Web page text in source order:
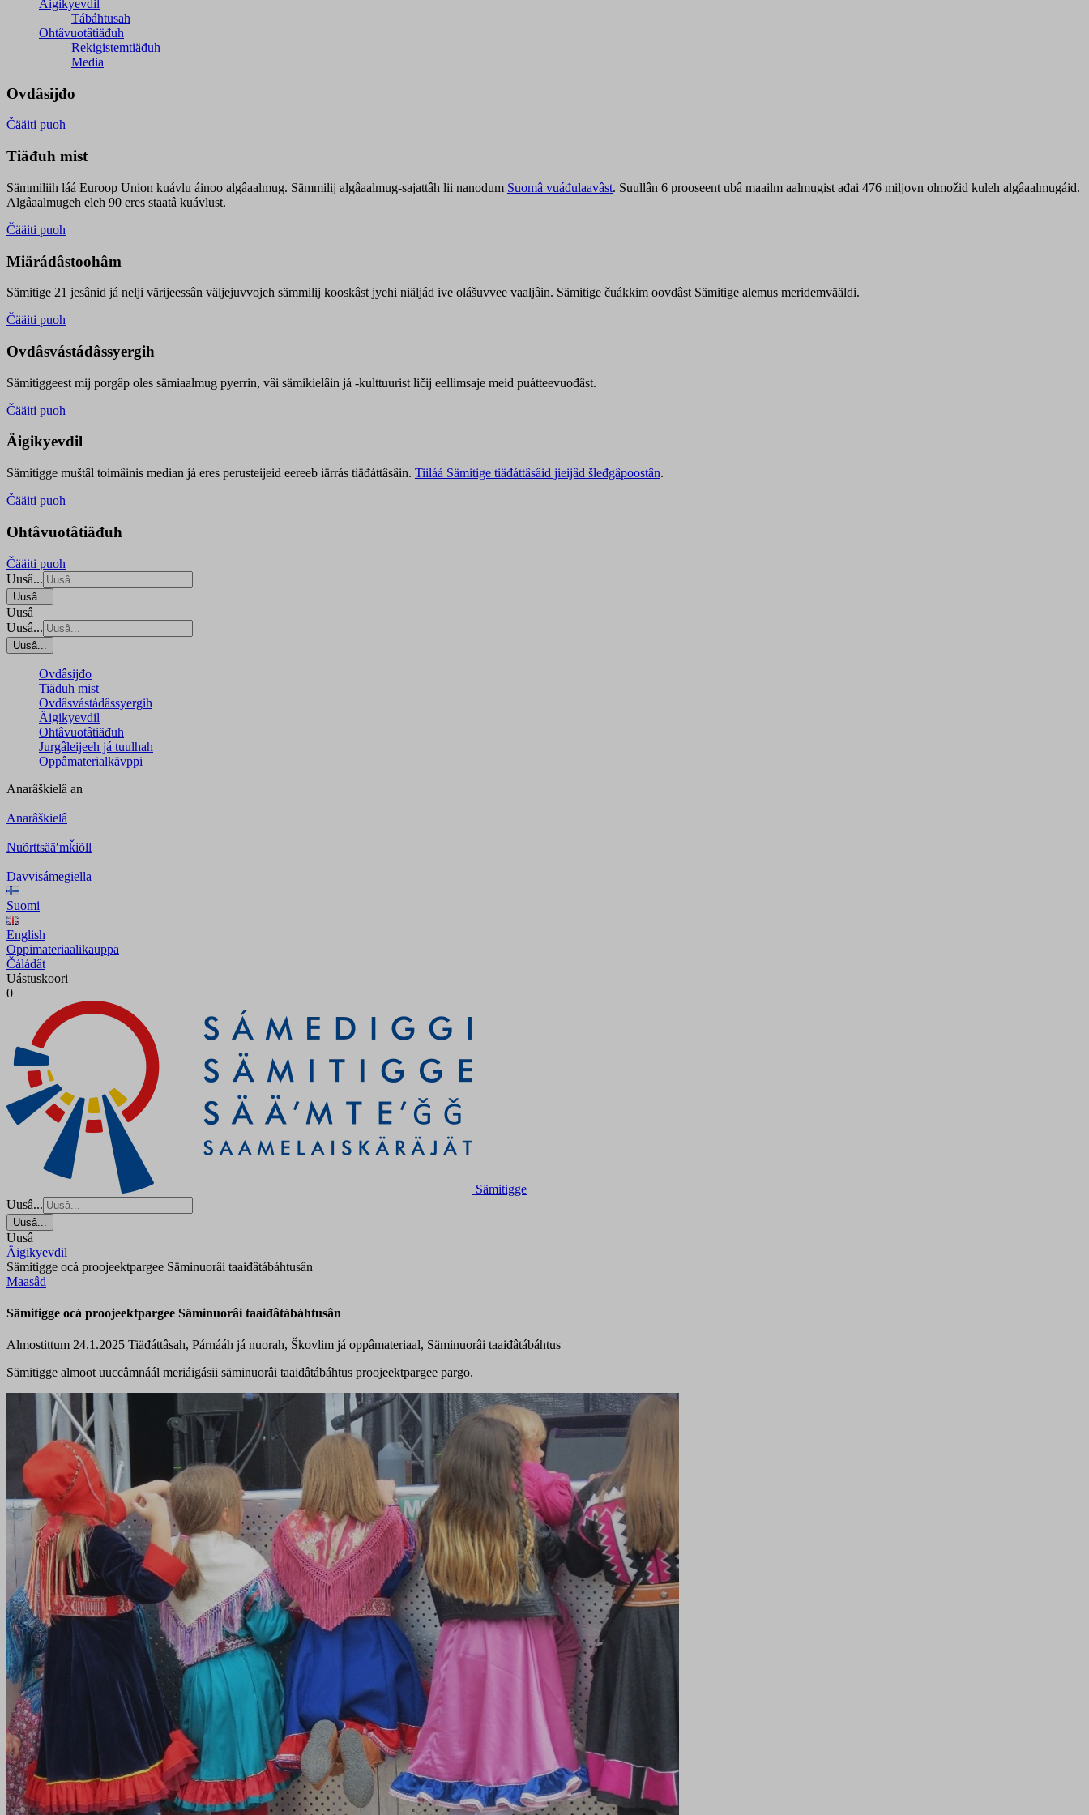
Äigikyevdil
Tábáhtusah
Ohtâvuotâtiäđuh
Rekigistemtiäđuh
Media
Ovdâsijđo
Čääiti puoh
Tiäđuh mist
Sämmiliih láá Euroop Union kuávlu áinoo algâaalmug. Sämmilij algâaalmug-sajattâh lii nanodum Suomâ vuáđulaavâst. Suullân 6 prooseent ubâ maailm aalmugist ađai 476 miljovn olmožid kuleh algâaalmugáid.
Algâaalmugeh eleh 90 eres staatâ kuávlust.
Čääiti puoh
Miärádâstoohâm
Sämitige 21 jesânid já nelji värijeessân väljejuvvojeh sämmilij kooskâst jyehi niäljád ive olášuvvee vaaljâin. Sämitige čuákkim oovdâst Sämitige alemus meridemvääldi.
Čääiti puoh
Ovdâsvástádâssyergih
Sämitiggeest mij porgâp oles sämiaalmug pyerrin, vâi sämikielâin já -kulttuurist ličij eellimsaje meid puátteevuođâst.
Čääiti puoh
Äigikyevdil
Sämitigge muštâl toimâinis median já eres perusteijeid eereeb iärrás tiäđáttâsâin. Tiiláá Sämitige tiäđáttâsâid jieijâd šleđgâpoostân.
Čääiti puoh
Ohtâvuotâtiäđuh
Čääiti puoh
Uusâ...
Uusâ...
Uusâ
Uusâ...
Uusâ...
Ovdâsijđo
Tiäđuh mist
Ovdâsvástádâssyergih
Äigikyevdil
Ohtâvuotâtiäđuh
Jurgâleijeeh já tuulhah
Oppâmaterialkävppi
Anarâškielâ an
Anarâškielâ
Nuõrttsääʹmǩiõll
Davvisámegiella
Suomi
English
Oppimateriaalikauppa
Čáládât
Uástuskoori
0
Sämitigge
Uusâ...
Uusâ...
Uusâ
Äigikyevdil
Sämitigge ocá proojeektpargee Säminuorâi taaiđâtábáhtusân
Maasâd
Sämitigge ocá proojeektpargee Säminuorâi taaiđâtábáhtusân
Almostittum 24.1.2025 Tiäđáttâsah, Párnááh já nuorah, Škovlim já oppâmateriaal, Säminuorâi taaiđâtábáhtus
Sämitigge almoot uuccâmnáál meriáigásii säminuorâi taaiđâtábáhtus proojeektpargee pargo.